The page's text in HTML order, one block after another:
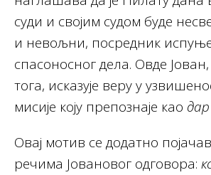
суди и својим судом буде
и невољни, посредник
спасоносног дела. Овде
тога, исказује веру у
мисије коју препознаје као
Овај мотив се додатно
речима Јовановог одговора: